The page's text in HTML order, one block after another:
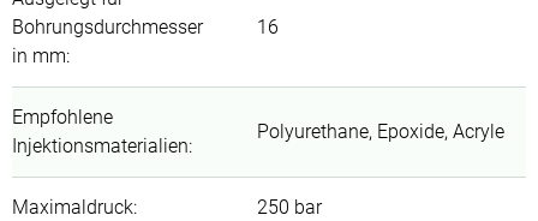
Bohrungsdurchmesser
in mm:
16
Empfohlene
Injektionsmaterialien:
Polyurethane, Epoxide, Acryle
Maximaldruck: 250 bar